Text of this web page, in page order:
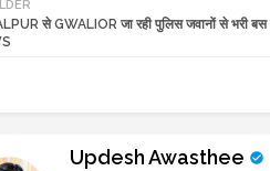
से GWALIOR जा रही पुलिस जवानों से भरी बस
Updesh Awasthee